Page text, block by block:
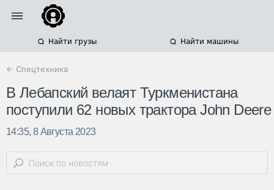
Найти грузы Найти машины
← Спецтехника
В Лебапский велаят Туркменистана
поступили 62 новых трактора John Deere
14:35, 8 Августа 2023